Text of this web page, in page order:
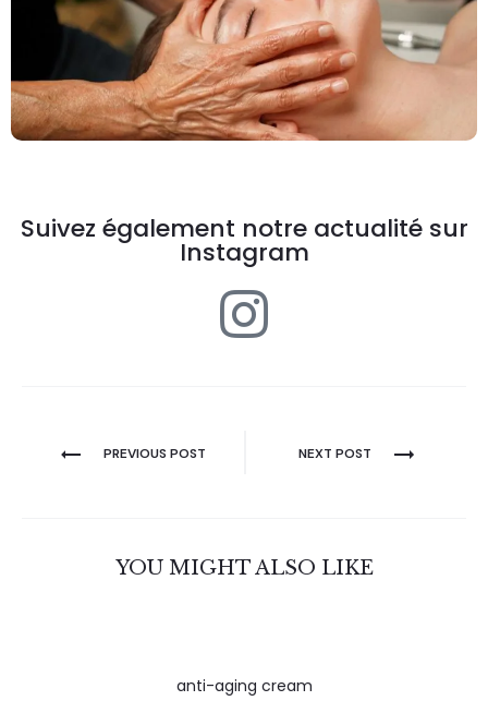
Suivez également notre actualité sur
Instagram
PREVIOUS POST NEXT POST
YOU MIGHT ALSO LIKE
anti-aging cream